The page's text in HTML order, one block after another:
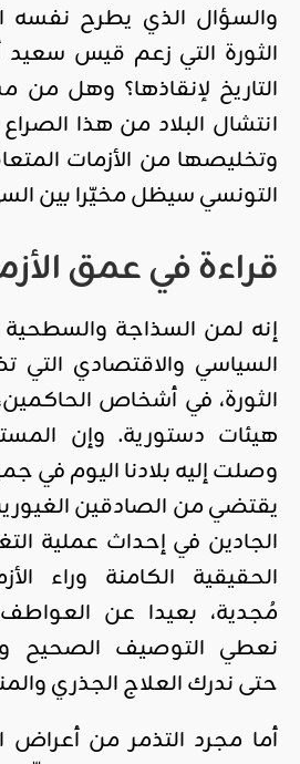
والسؤال الذي يطرح نفسه
الثورة التي زعم قيس
التاريخ لإنقاذها؟ وهل من
انتشال البلاد من هذا
وتخليصها من الأزمات
التونسي سيظل مخيّرا بين
قراءة في عمق
إنه لمن السذاجة والسطحية
السياسي والاقتصادي
الثورة، في أشخاص
هيئات دستورية. وإن
وصلت إليه بلادنا اليوم في
يقتضي من الصادقين
الجادين في إحداث عملية
الحقيقية الكامنة وراء
مُجدية، بعيدا عن
نعطي التوصيف الصحيح
حتى ندرك العلاج الجذري
أما مجرد التذمر من أعراض